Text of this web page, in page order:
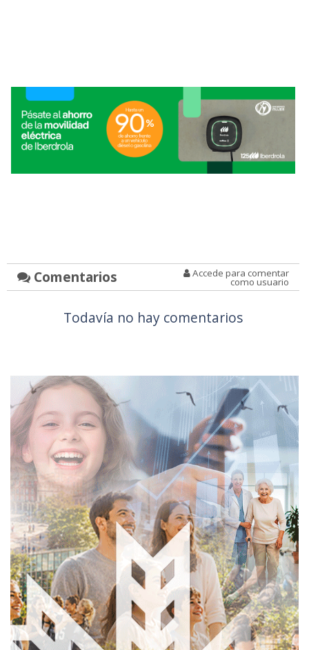
Comentarios Accede para comentar
como usuario
Todavía no hay comentarios